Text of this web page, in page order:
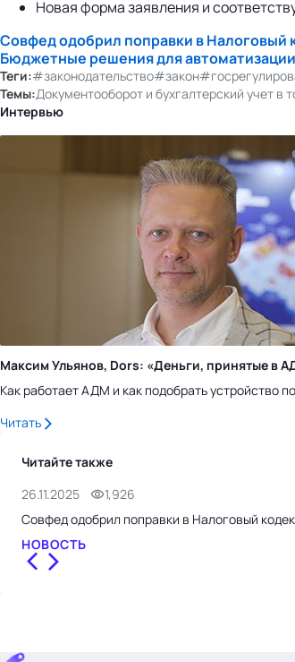
Новая форма заявления и
Совфед одобрил поправки в
Бюджетные решения для
Теги:#законодательство#закон
Темы:Документооборот и бухгалтерский учет в
Интервью
Максим Ульянов, Dors: «Деньги, принятые в
Как работает АДМ и как подобрать устройство
Читать
Читайте также
26.11.2025
1,926
Совфед одобрил поправки в Налоговый
НОВОСТЬ